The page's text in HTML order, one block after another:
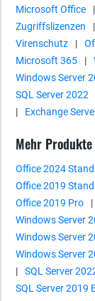
Microsoft Office |
Zugriffslizenzen
|
Virenschutz
|
Microsoft 365
|
Windows Server
SQL Server 2022
|
Exchange
Mehr Produkte
Office 2024
Office 2019
Office 2019 Pro
|
Windows Server
Windows Server
Windows Server
|
SQL Server
SQL Server 2019